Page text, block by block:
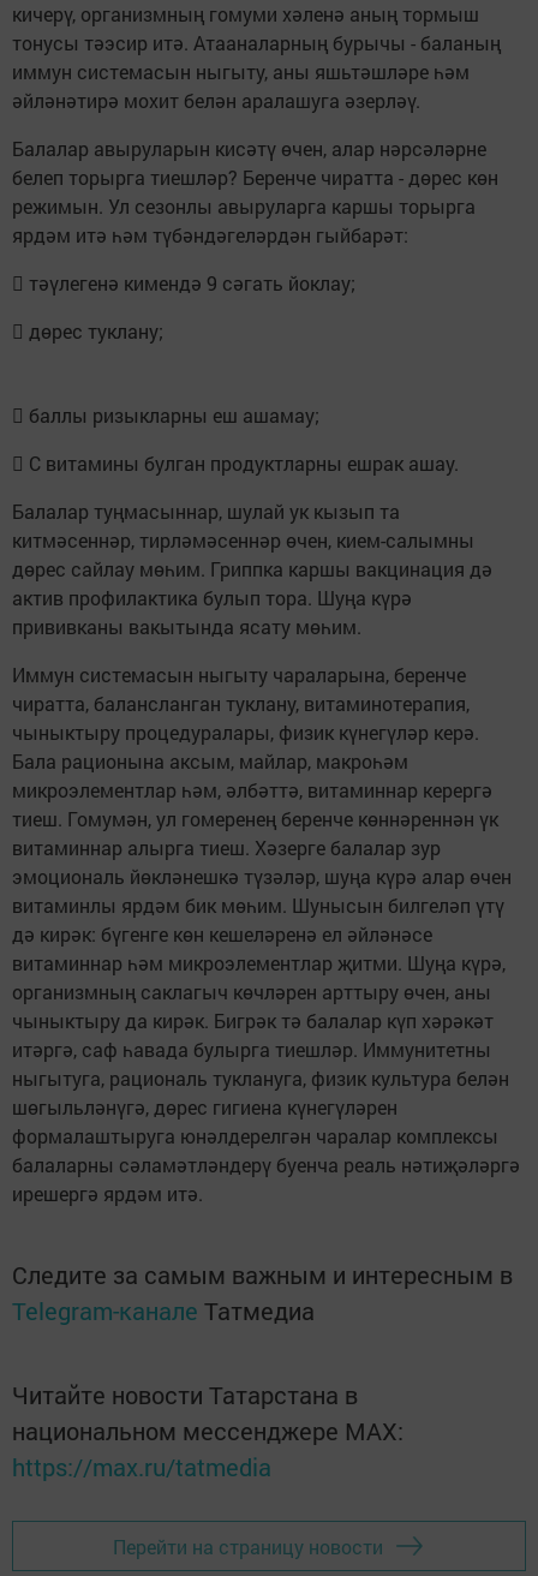
кичерү, организмның гомуми хәленә аның тормыш
тонусы тәэсир итә. Атааналарның бурычы - баланың
иммун системасын ныгыту, аны яшьтәшләре һәм
әйләнәтирә мохит белән аралашуга әзерләү.
Балалар авыруларын кисәтү өчен, алар нәрсәләрне
белеп торырга тиешләр? Беренче чиратта - дөрес көн
режимын. Ул сезонлы авыруларга каршы торырга
ярдәм итә һәм түбәндәгеләрдән гыйбарәт:
 тәүлегенә кимендә 9 сәгать йоклау;
 дөрес туклану;
 баллы ризыкларны еш ашамау;
 С витамины булган продуктларны ешрак ашау.
Балалар туңмасыннар, шулай ук кызып та
китмәсеннәр, тирләмәсеннәр өчен, кием-салымны
дөрес сайлау мөһим. Гриппка каршы вакцинация дә
актив профилактика булып тора. Шуңа күрә
прививканы вакытында ясату мөһим.
Иммун системасын ныгыту чараларына, беренче
чиратта, балансланган туклану, витаминотерапия,
чыныктыру процедуралары, физик күнегүләр керә.
Бала рационына аксым, майлар, макроһәм
микроэлементлар һәм, әлбәттә, витаминнар керергә
тиеш. Гомумән, ул гомеренең беренче көннәреннән үк
витаминнар алырга тиеш. Хәзерге балалар зур
эмоциональ йөкләнешкә түзәләр, шуңа күрә алар өчен
витаминлы ярдәм бик мөһим. Шунысын билгеләп үтү
дә кирәк: бүгенге көн кешеләренә ел әйләнәсе
витаминнар һәм микроэлементлар җитми. Шуңа күрә,
организмның саклагыч көчләрен арттыру өчен, аны
чыныктыру да кирәк. Бигрәк тә балалар күп хәрәкәт
итәргә, саф һавада булырга тиешләр. Иммунитетны
ныгытуга, рациональ туклануга, физик культура белән
шөгыльләнүгә, дөрес гигиена күнегүләрен
формалаштыруга юнәлдерелгән чаралар комплексы
балаларны сәламәтләндерү буенча реаль нәтиҗәләргә
ирешергә ярдәм итә.
Следите за самым важным и интересным в
Telegram-канале Татмедиа
Читайте новости Татарстана в
национальном мессенджере MАХ:
https://max.ru/tatmedia
Перейти на страницу новости